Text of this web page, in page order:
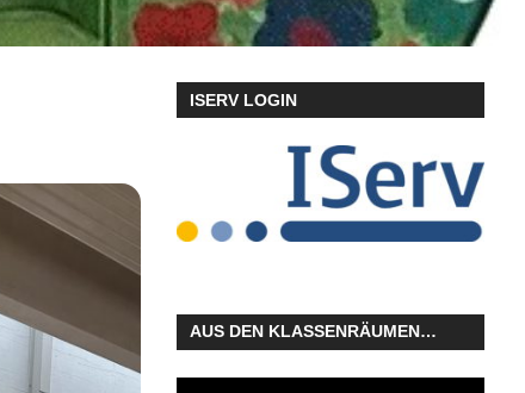
ISERV LOGIN
AUS DEN KLASSENRÄUMEN…